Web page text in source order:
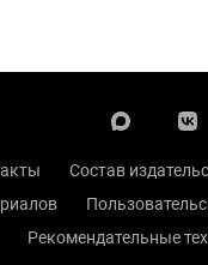
Состав
Рекомендательные